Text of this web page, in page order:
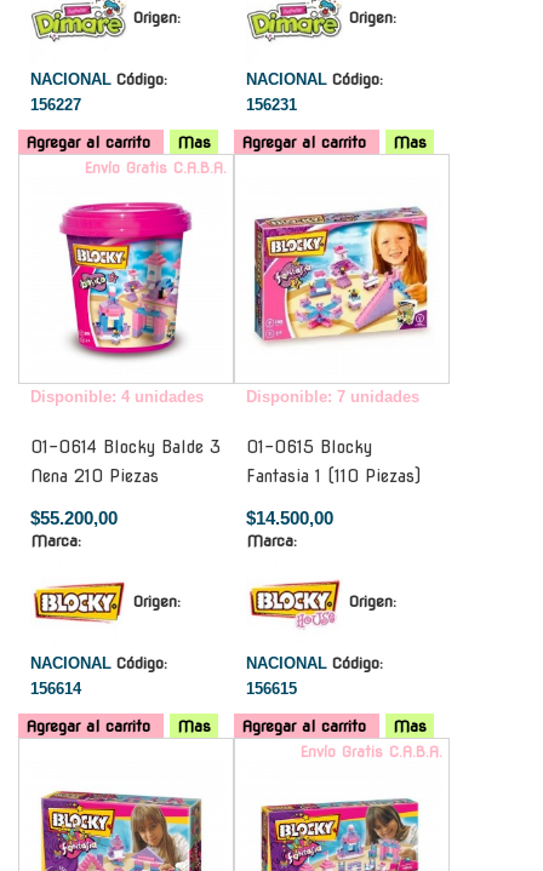
Origen:
NACIONAL Código:
156227
Agregar al carrito Mas
Origen:
NACIONAL Código:
156231
Agregar al carrito
Mas
Envío Gratis C.A.B.A.
Disponible: 4 unidades
01-0614 Blocky Balde 3
Nena 210 Piezas
$55.200,00
Marca:
Origen:
NACIONAL Código:
156614
Agregar al carrito Mas
Disponible: 7 unidades
01-0615 Blocky
Fantasia 1 (110 Piezas)
$14.500,00
Marca:
Origen:
NACIONAL Código:
156615
Agregar al carrito
Mas
Envío Gratis C.A.B.A.